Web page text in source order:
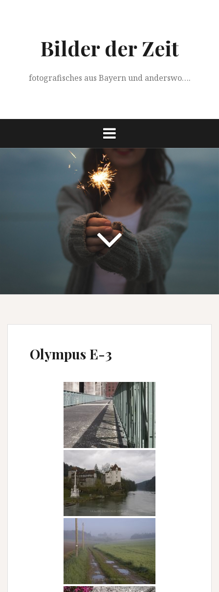
Bilder der Zeit
fotografisches aus Bayern und anderswo….
Olympus E-3